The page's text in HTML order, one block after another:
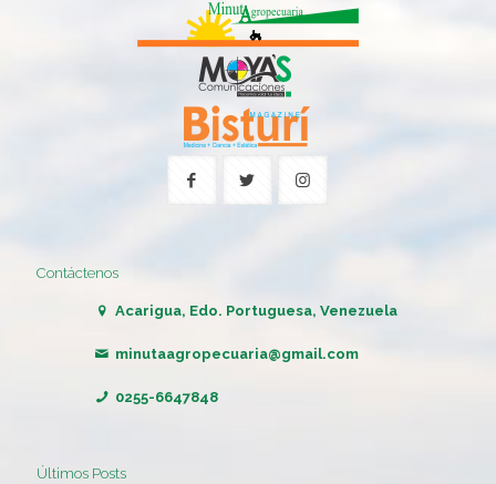
Contáctenos
Acarigua, Edo. Portuguesa, Venezuela
minutaagropecuaria@gmail.com
0255-6647848
Últimos Posts